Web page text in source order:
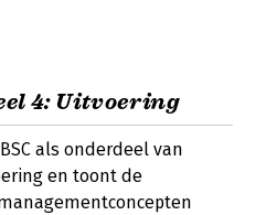
4: Uitvoering
als onderdeel van
en toont de